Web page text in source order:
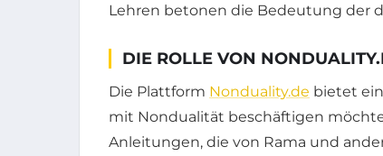
Lehren betonen die Bedeutung der
DIE ROLLE VON
Die Plattform Nonduality.de bietet
mit Nondualität beschäftigen
Anleitungen, die von Rama und